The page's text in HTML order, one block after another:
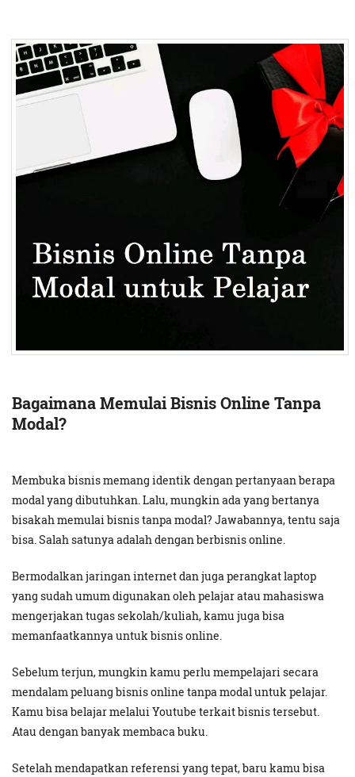
Bagaimana Memulai Bisnis Online Tanpa
Modal?
Membuka bisnis memang identik dengan pertanyaan berapa
modal yang dibutuhkan. Lalu, mungkin ada yang bertanya
bisakah memulai bisnis tanpa modal? Jawabannya, tentu saja
bisa. Salah satunya adalah dengan berbisnis online.
Bermodalkan jaringan internet dan juga perangkat laptop
yang sudah umum digunakan oleh pelajar atau mahasiswa
mengerjakan tugas sekolah/kuliah, kamu juga bisa
memanfaatkannya untuk bisnis online.
Sebelum terjun, mungkin kamu perlu mempelajari secara
mendalam peluang bisnis online tanpa modal untuk pelajar.
Kamu bisa belajar melalui Youtube terkait bisnis tersebut.
Atau dengan banyak membaca buku.
Setelah mendapatkan referensi yang tepat, baru kamu bisa